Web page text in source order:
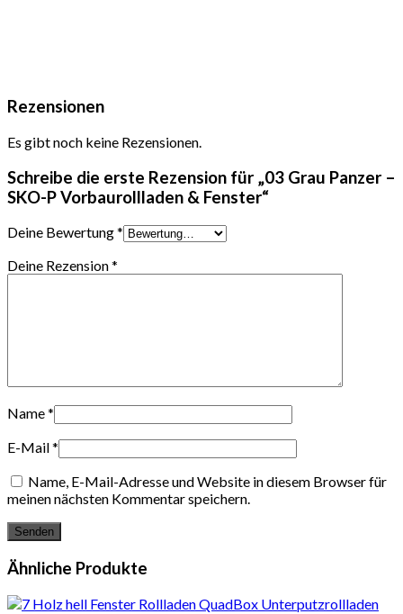
Rezensionen
Es gibt noch keine Rezensionen.
Schreibe die erste Rezension für „03 Grau Panzer –
SKO-P Vorbaurollladen & Fenster“
Deine Bewertung*
Deine Rezension*
Name*
E-Mail*
Name, E-Mail-Adresse und Website in diesem Browser für
meinen nächsten Kommentar speichern.
Ähnliche Produkte